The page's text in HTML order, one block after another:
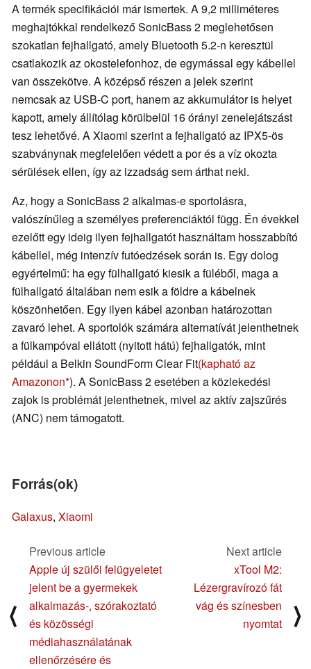
A termék specifikációi már ismertek. A 9,2 milliméteres
meghajtókkal rendelkező SonicBass 2 meglehetősen
szokatlan fejhallgató, amely Bluetooth 5.2-n keresztül
csatlakozik az okostelefonhoz, de egymással egy kábellel
van összekötve. A középső részen a jelek szerint
nemcsak az USB-C port, hanem az akkumulátor is helyet
kapott, amely állítólag körülbelül 16 órányi zenelejátszást
tesz lehetővé. A Xiaomi szerint a fejhallgató az IPX5-ös
szabványnak megfelelően védett a por és a víz okozta
sérülések ellen, így az izzadság sem árthat neki.
Az, hogy a SonicBass 2 alkalmas-e sportolásra,
valószínűleg a személyes preferenciáktól függ. Én évekkel
ezelőtt egy ideig ilyen fejhallgatót használtam hosszabbító
kábellel, még intenzív futóedzések során is. Egy dolog
egyértelmű: ha egy fülhallgató kiesik a füléből, maga a
fülhallgató általában nem esik a földre a kábelnek
köszönhetően. Egy ilyen kábel azonban határozottan
zavaró lehet. A sportolók számára alternatívát jelenthetnek
a fülkampóval ellátott (nyitott hátú) fejhallgatók, mint
például a Belkin SoundForm Clear Fit(kapható az
Amazonon ). A SonicBass 2 esetében a közlekedési
zajok is problémát jelenthetnek, mivel az aktív zajszűrés
(ANC) nem támogatott.
Forrás(ok)
Galaxus, Xiaomi
⟨
Previous article
Apple új szülői felügyeletet
jelent be a gyermekek
alkalmazás-, szórakoztató
és közösségi
médiahasználatának
ellenőrzésére és
Next article
xTool M2:
Lézergravírozó fát
vág és színesben
nyomtat
⟩